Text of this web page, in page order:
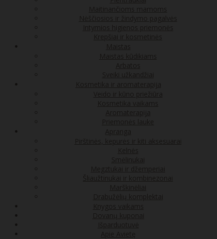
Maitinančioms mamoms
Nėščiosios ir žindymo pagalvės
Intymios higienos priemonės
Krepšiai ir kosmetinės
Maistas
Maistas kūdikiams
Arbatos
Sveiki užkandžiai
Kosmetika ir aromaterapija
Veido ir kūno priežiūra
Kosmetika vaikams
Aromaterapija
Priemonės lauke
Apranga
Pirštinės, kepurės ir kiti aksesuarai
Kelnės
Smėlinukai
Megztukai ir džemperiai
Šliaužtinukai ir kombinezonai
Marškinėliai
Drabužėlių komplektai
Knygos vaikams
Dovanų kuponai
Išparduotuvė
Apie Avietę